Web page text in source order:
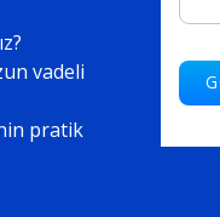
vadeli
pratik